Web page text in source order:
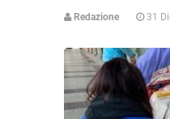
Redazione 31